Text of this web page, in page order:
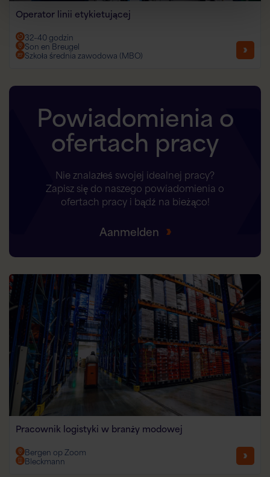
Operator linii etykietującej
32–40 godzin
Son en Breugel
Szkoła średnia zawodowa (MBO)
Powiadomienia o
ofertach pracy
Nie znalazłeś swojej idealnej pracy?
Zapisz się do naszego powiadomienia o
ofertach pracy i bądź na bieżąco!
Aanmelden
Pracownik logistyki w branży modowej
Bergen op Zoom
Bleckmann